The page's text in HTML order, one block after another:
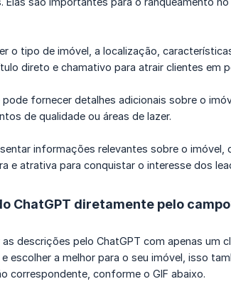
o tipo de imóvel, a localização,
direto e chamativo para atrair clientes em
pode fornecer detalhes adicionais sobre o
de qualidade ou áreas de lazer.
informações relevantes sobre o
e atrativa para conquistar o interesse dos
ChatGPT diretamente pelo
descrições pelo ChatGPT com apenas um
escolher a melhor para o seu imóvel, isso
correspondente, conforme o GIF abaixo.